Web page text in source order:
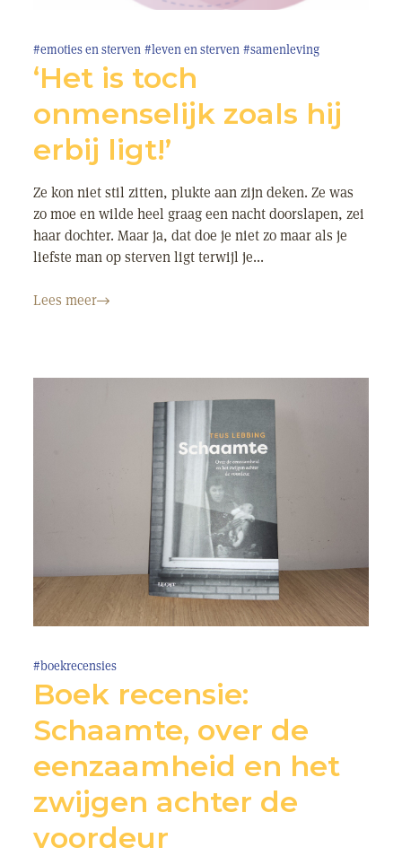
#emoties en sterven #leven en sterven #samenleving
‘Het is toch
onmenselijk zoals hij
erbij ligt!’
Ze kon niet stil zitten, plukte aan zijn deken. Ze was
zo moe en wilde heel graag een nacht doorslapen, zei
haar dochter. Maar ja, dat doe je niet zo maar als je
liefste man op sterven ligt terwijl je...
Lees meer
#boekrecensies
Boek recensie:
Schaamte, over de
eenzaamheid en het
zwijgen achter de
voordeur